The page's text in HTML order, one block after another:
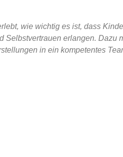
wie wichtig es ist, dass
erlangen. Dazu
in ein kompetentes